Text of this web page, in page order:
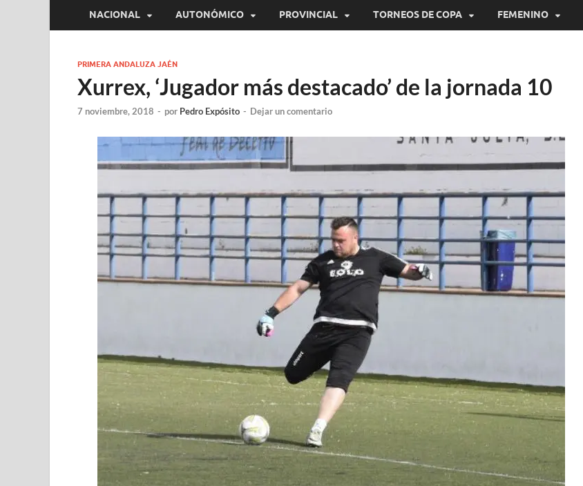
NACIONAL AUTONÓMICO PROVINCIAL TORNEOS DE COPA FEMENINO
PRIMERA ANDALUZA JAÉN
Xurrex, ‘Jugador más destacado’ de la jornada 10
7 noviembre, 2018 - por Pedro Expósito - Dejar un comentario